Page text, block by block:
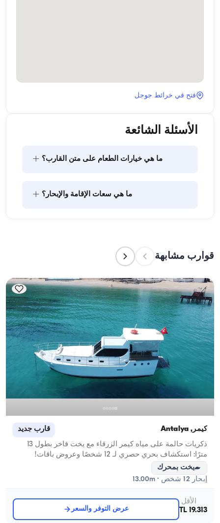
فتح في خرائط جوجل
الأسئلة الشائعة
ما هي خيارات الطعام على متن القارب؟ +
ما هي سعات الإقامة والإبحار؟ +
للإيجارات اليومية، فتنطبق سعة الإبحار.
قوارب مشابهة
كيمر, Antalya قارب جديد
ذكريات حالمة على مياه كيمر الزرقاء مع يخت فاخر بطول 13
مترًا: استكشاف بحري حصري لـ 12 شخصًا وعروض باقات!
يخت بمحرك
إبحار 12 شخص · 13.00m
الأقل
19.313 TL
عرض التوفر والسعر